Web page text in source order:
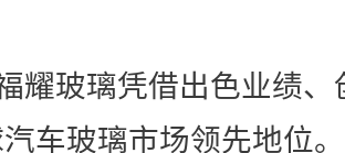
耀玻璃凭借出色业绩
车玻璃市场领先地位